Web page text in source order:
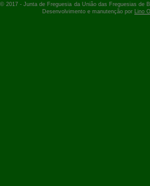
© 2017 - Junta de Freguesia da União das
Desenvolvimento e manutenção por
Lino